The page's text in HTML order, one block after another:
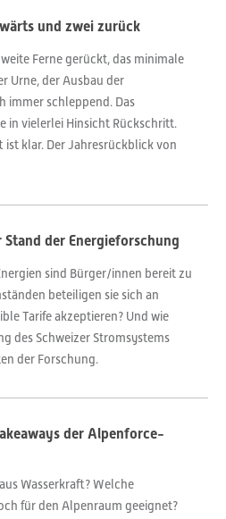
und zwei zurück
Ferne gerückt, das minimale
Urne, der Ausbau der
immer schleppend. Das
in vielerlei Hinsicht Rückschritt.
ist klar. Der Jahresrückblick von
Stand der Energieforschung
sind Bürger/innen bereit zu
beteiligen sie sich an
Tarife akzeptieren? Und wie
des Schweizer Stromsystems
der Forschung.
der Alpenforce-
Wasserkraft? Welche
für den Alpenraum geeignet?